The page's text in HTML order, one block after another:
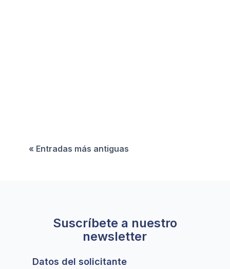
« Entradas más antiguas
Suscríbete a nuestro
newsletter
Datos del solicitante